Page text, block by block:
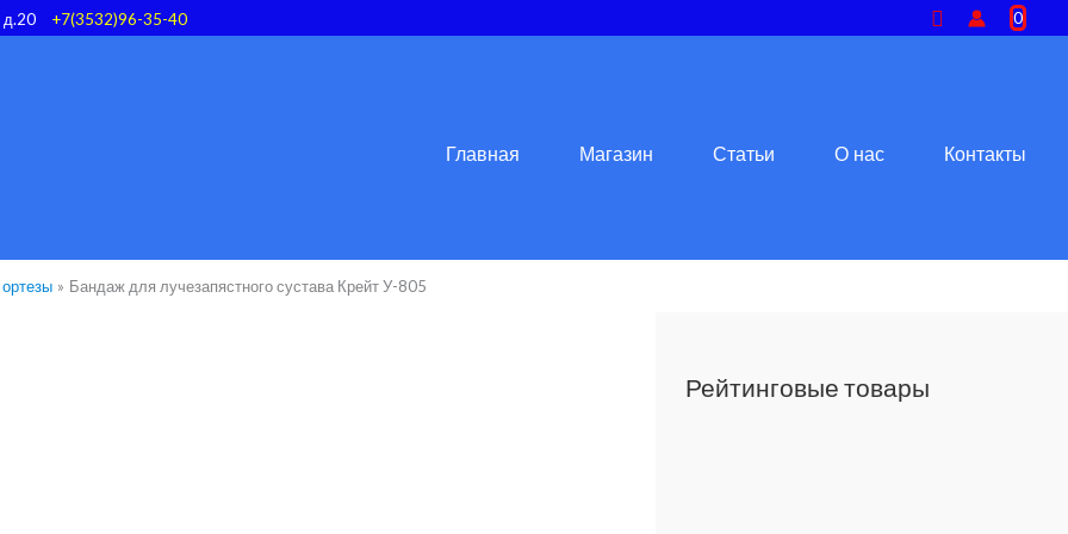
д.20 +7(3532)96-35-40 Поиск 0
Главная Магазин Статьи О нас Контакты
Бандаж для лучезапястного сустава Крейт У-805
Рейтинговые товары